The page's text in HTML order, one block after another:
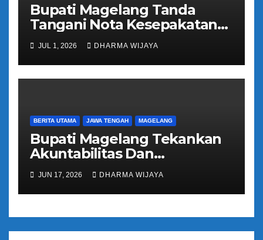
Bupati Magelang Tanda
Tangani Nota Kesepakatan
Pengalihan Pelayanan
Regident Di Kecamatan
Bandongan
JUL 1, 2026 DHARMA WIJAYA
BERITA UTAMA JAWA TENGAH MAGELANG
Bupati Magelang Tekankan
Akuntabilitas Dan
Tranparansi Pengelolaan
Bantuan Keuangan Parpol
JUN 17, 2026 DHARMA WIJAYA